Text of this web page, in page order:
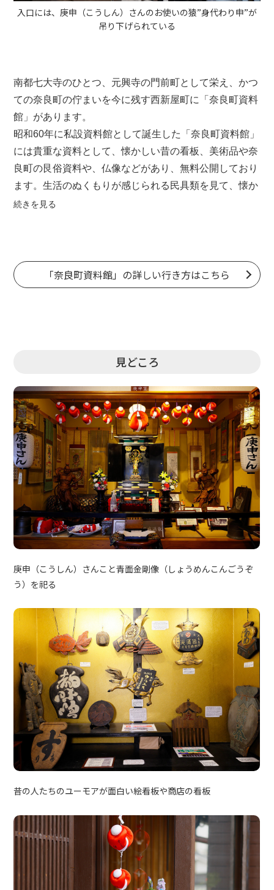
入口には、庚申（こうしん）さんのお使いの猿”身代わり申”が
吊り下げられている
南都七大寺のひとつ、 元興寺の門前町として栄え、かつ
ての奈良町の佇まいを今に残す西新屋町に「奈良町資料
館」があります。
昭和60年に私設資料館として誕生した「奈良町資料館」
には貴重な資料として、懐かしい昔の看板、美術品や奈
良町の艮俗資料や、仏像などがあり、無料公開しており
ます。生活のぬくもりが感じられる民具類を見て、懐か
しむお年寄り、昔の人の智恵に目を丸くする子供たち、
りつづけられております。
お時間のゆるす限り当館を堪能していただきたいと思い
続きを見る
「奈良町資料館」の詳しい行き方はこちら
見どころ
庚申（こうしん）さんこと青面金剛像（しょうめんこんごうぞ
う）を祀る
昔の人たちのユーモアが面白い絵看板や商店の看板